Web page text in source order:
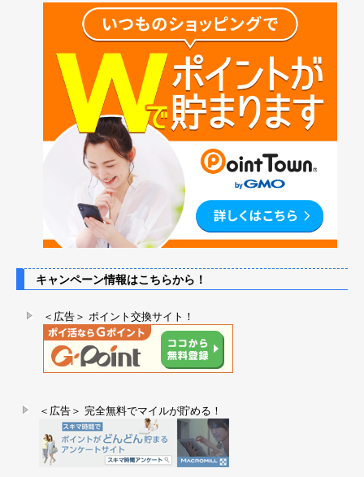
キャンペーン情報はこちらから！
＜広告＞ ポイント交換サイト！
＜広告＞ 完全無料でマイルが貯める！